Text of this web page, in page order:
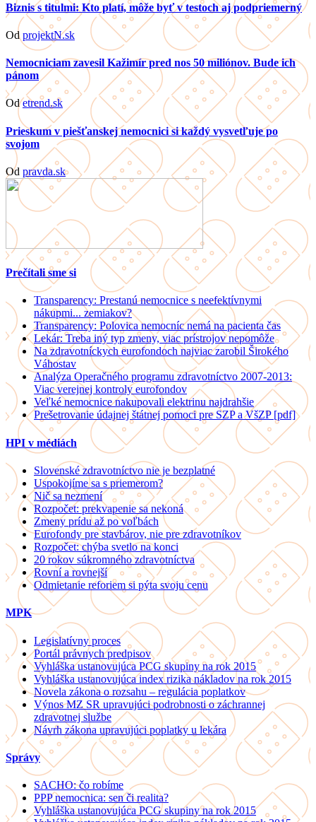
Biznis s titulmi: Kto platí, môže byť v testoch aj podpriemerný
OdprojektN.sk
Nemocniciam zavesil Kažimír pred nos 50 miliónov. Bude ich
pánom
Odetrend.sk
Prieskum v piešťanskej nemocnici si každý vysvetľuje po
svojom
Od pravda.sk
Prečítali sme si
Transparency: Prestanú nemocnice s neefektívnymi
nákupmi... zemiakov?
Transparency: Polovica nemocníc nemá na pacienta čas
Lekár: Treba iný typ zmeny, viac prístrojov nepomôže
Na zdravotníckych eurofondoch najviac zarobil Širokého
Váhostav
Analýza Operačného programu zdravotníctvo 2007-2013:
Viac verejnej kontroly eurofondov
Veľké nemocnice nakupovali elektrinu najdrahšie
Prešetrovanie údajnej štátnej pomoci pre SZP a VšZP [pdf]
HPI v médiách
Slovenské zdravotníctvo nie je bezplatné
Uspokojíme sa s priemerom?
Nič sa nezmení
Rozpočet: prekvapenie sa nekoná
Zmeny prídu až po voľbách
Eurofondy pre stavbárov, nie pre zdravotníkov
Rozpočet: chýba svetlo na konci
20 rokov súkromného zdravotníctva
Rovní a rovnejší
Odmietanie reforiem si pýta svoju cenu
MPK
Legislatívny proces
Portál právnych predpisov
Vyhláška ustanovujúca PCG skupiny na rok 2015
Vyhláška ustanovujúca index rizika nákladov na rok 2015
Novela zákona o rozsahu – regulácia poplatkov
Výnos MZ SR upravujúci podrobnosti o záchrannej
zdravotnej službe
Návrh zákona upravujúci poplatky u lekára
Správy
SACHO: čo robíme
PPP nemocnica: sen či realita?
Vyhláška ustanovujúca PCG skupiny na rok 2015